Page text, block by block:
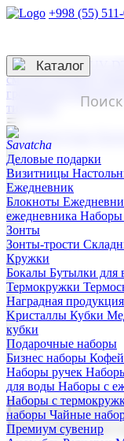
+998 (55)
3D гравировка
смолой (Doming)
гравировка твердая
тиснение
☰
Контакты
Каталог
Деловые подарки
Визитницы
Ежедневник
Блокноты
ежедневника Наборы
Зонты
Зонты-трости
Кружки
Бокалы Бутылки для
Термокружки
Наградная продукция
Kристаллы Кубки
кубки
Подарочные наборы
Бизнес наборы
Наборы ручек
для воды Наборы с
Наборы с
наборы Чайные
Премиум сувенир
Поставка со